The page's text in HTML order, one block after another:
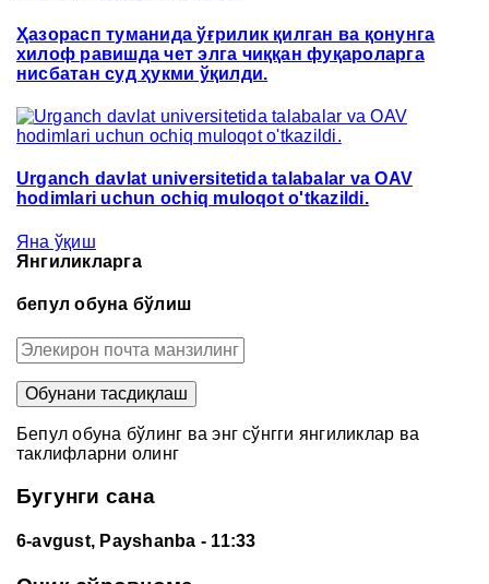
Ҳазорасп туманида ўғрилик қилган ва қонунга
хилоф равишда чет элга чиққан фуқароларга
нисбатан суд ҳукми ўқилди.
Urganch davlat universitetida talabalar va OAV
hodimlari uchun ochiq muloqot o'tkazildi.
Яна ўқиш
Янгиликларга
бепул обуна бўлиш
Бепул обуна бўлинг ва энг сўнгги янгиликлар ва
таклифларни олинг
Бугунги сана
6-avgust, Payshanba - 11:33